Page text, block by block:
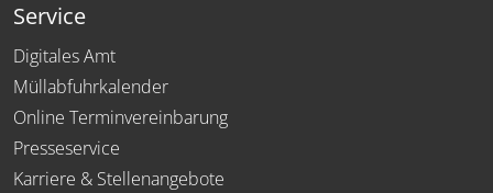
Service
Digitales Amt
Müllabfuhrkalender
Online Terminvereinbarung
Presseservice
Karriere & Stellenangebote